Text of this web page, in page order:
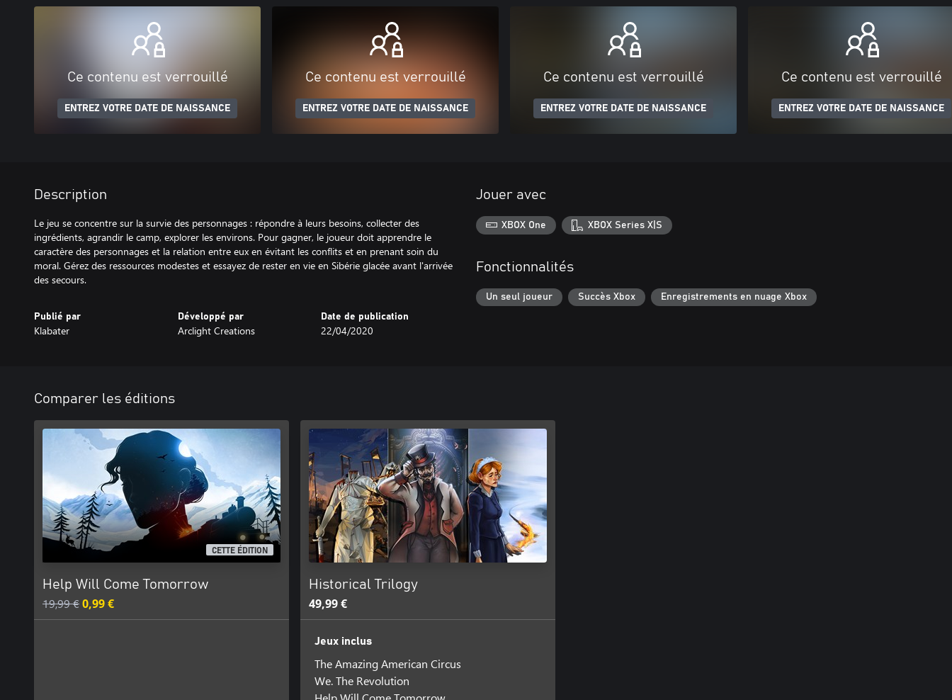
Ce contenu est verrouillé
ENTREZ VOTRE DATE DE NAISSANCE
Ce contenu est verrouillé
ENTREZ VOTRE DATE DE NAISSANCE
Ce contenu est verrouillé
ENTREZ VOTRE DATE DE NAISSANCE
Ce contenu est verrouillé
ENTREZ VOTRE DATE DE NAISSANCE
Description
Le jeu se concentre sur la survie des personnages : répondre à leurs besoins, collecter des
ingrédients, agrandir le camp, explorer les environs. Pour gagner, le joueur doit apprendre le
caractère des personnages et la relation entre eux en évitant les conflits et en prenant soin du
moral. Gérez des ressources modestes et essayez de rester en vie en Sibérie glacée avant l'arrivée
des secours.
Publié par
Klabater
Développé par
Arclight Creations
Date de publication
22/04/2020
Jouer avec
XBOX One XBOX Series X|S
Fonctionnalités
Un seul joueur Succès Xbox Enregistrements en nuage Xbox
Comparer les éditions
CETTE ÉDITION
Help Will Come Tomorrow
19,99 €0,99 €
Historical Trilogy
49,99 €
Jeux inclus
The Amazing American Circus
We. The Revolution